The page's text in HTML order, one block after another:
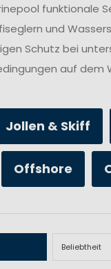
funktionale
und
Schutz bei
auf dem
Jollen & Skiff
Offshore